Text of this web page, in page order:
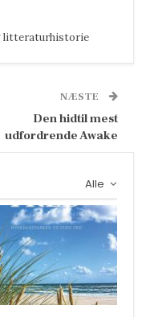
litteraturhistorie
NÆSTE
Den hidtil mest
udfordrende Awake
Alle